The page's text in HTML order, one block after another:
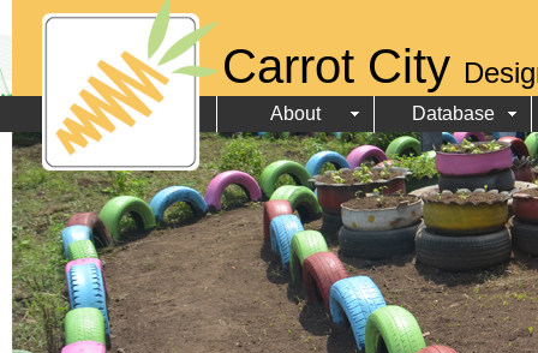
Carrot City
About Database